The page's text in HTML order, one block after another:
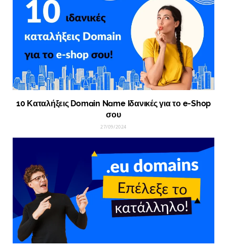
10 Καταλήξεις Domain Name Ιδανικές για το e-Shop
σου
27/09/2024